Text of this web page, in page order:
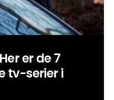
Her er de 7
tv-serier i